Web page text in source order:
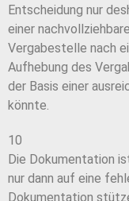
Entscheidung nur
einer
Vergabestelle nach
Aufhebung des
der Basis einer
könnte.
10
Die Dokumentation
nur dann auf eine
Dokumentation